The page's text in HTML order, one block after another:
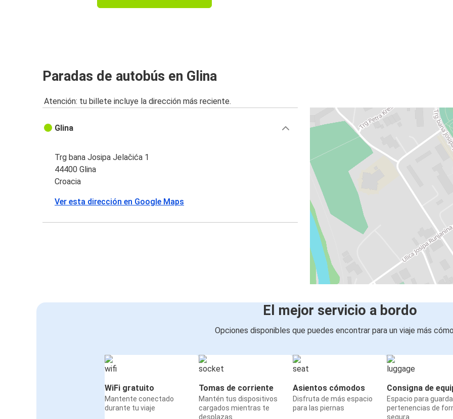
Paradas de autobús en Glina
Atención: tu billete incluye la dirección más reciente.
Glina
Trg bana Josipa Jelačića 1
44400 Glina
Croacia
Ver esta dirección en Google Maps
El mejor servicio a bordo
Opciones disponibles que puedes encontrar para un viaje más
WiFi gratuito
Mantente conectado
durante tu viaje
Tomas de corriente
Mantén tus dispositivos
cargados mientras te
desplazas
Asientos cómodos
Disfruta de más espacio
para las piernas
Consigna de
Espacio para
pertenencias de
segura